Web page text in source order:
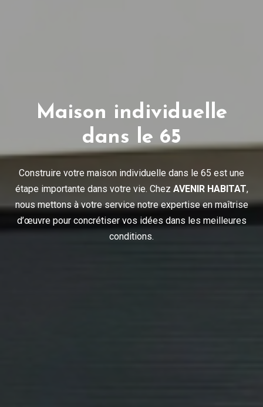
Maison individuelle
dans le 65
Construire votre maison individuelle dans le 65 est une
étape importante dans votre vie. Chez AVENIR HABITAT,
nous mettons à votre service notre expertise en maîtrise
d’œuvre pour concrétiser vos idées dans les meilleures
conditions.